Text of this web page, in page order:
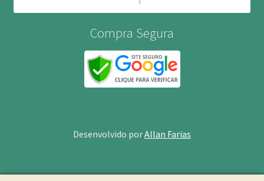
Compra Segura
Desenvolvido porAllan Farias